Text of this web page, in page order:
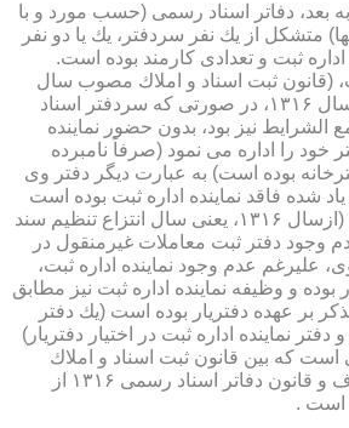
پس عملاً از سال ۱۳۱۶ به بعد، دفاتر اسناد رسمی (حسب مورد و با
متشكل از یك نفر سردفتر، یك یا دو نفر
اداره ثبت و تعدادی كارمند بوده است.
(قانون ثبت اسناد و املاك مصوب سال
۱۳۱۰) از سال ۱۳۱۰ تا سال ۱۳۱۶، در صورتی كه سردفتر اسناد
نیز بود، بدون حضور نماینده
خود را اداره می نمود (صرفاً نامبرده
بوده است) به عبارت دیگر دفتر وی
شده فاقد نماینده اداره ثبت بوده است
لیكن از این تاریخ به بعد، (ازسال ۱۳۱۶، یعنی سال انتزاع تنظیم سند
وجود دفتر ثبت معاملات غیرمنقول در
علیرغم عدم وجود نماینده اداره ثبت،
و وظیفه نماینده اداره ثبت نیز مطابق
الذكر بر عهده دفتریار بوده است (یك دفتر
نماینده اداره ثبت در اختیار دفتریار)
است كه بین قانون ثبت اسناد و املاك
مصوب ۱۳۱۰ از یك طرف و قانون دفاتر اسناد رسمی ۱۳۱۶ از
است .